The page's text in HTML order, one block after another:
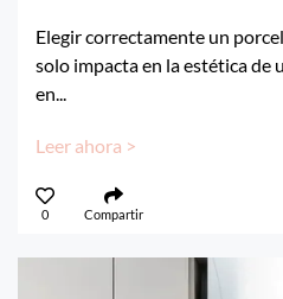
Elegir correctamente un
solo impacta en la estética de
en...
Leer ahora >
0 Compartir